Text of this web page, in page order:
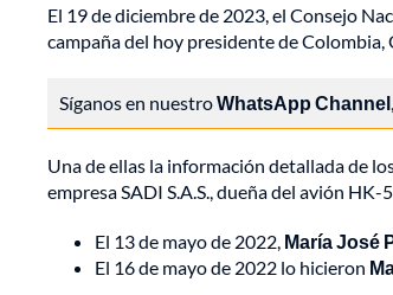
El 19 de diciembre de 2023, el Consejo
campaña del hoy presidente de Colombia,
Síganos en nuestroWhatsApp Channel
Una de ellas la información detallada de
empresa SADI S.A.S., dueña del avión
El 13 de mayo de 2022, María José
El 16 de mayo de 2022 lo hicieron